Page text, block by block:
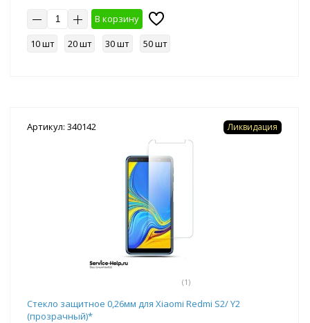
В корзину
10 шт
20 шт 30 шт 50 шт
Артикул: 340142
(1)
Ликвидация
Стекло защитное 0,26мм для Xiaomi Redmi S2/ Y2
(прозрачный)*